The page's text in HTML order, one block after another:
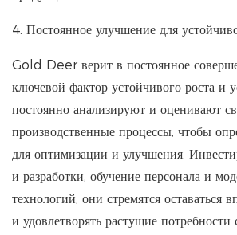
4. Постоянное улучшение для
Gold Deer верит в постоянное
ключевой фактор устойчивого роста и
постоянно анализируют и оценивают
производственные процессы, чтобы
для оптимизации и улучшения.
и разработки, обучение персонала и
технологий, они стремятся оставаться
и удовлетворять растущие потребности